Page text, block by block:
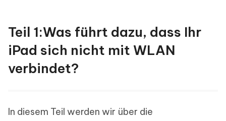
Teil 1:Was führt dazu, dass Ihr
iPad sich nicht mit WLAN
verbindet?
In diesem Teil werden wir über die